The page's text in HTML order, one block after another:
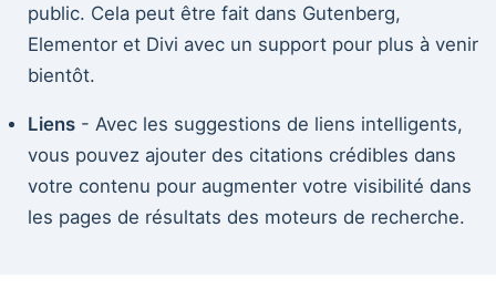
public. Cela peut être fait dans Gutenberg,
Elementor et Divi avec un support pour plus à venir
bientôt.
Liens- Avec les suggestions de liens intelligents,
vous pouvez ajouter des citations crédibles dans
votre contenu pour augmenter votre visibilité dans
les pages de résultats des moteurs de recherche.